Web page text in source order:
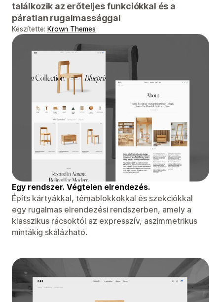
találkozik az erőteljes funkciókkal és a
páratlan rugalmassággal
Készítette: Krown Themes
Egy rendszer. Végtelen elrendezés.
Építs kártyákkal, témablokkokkal és szekciókkal
egy rugalmas elrendezési rendszerben, amely a
klasszikus rácsoktól az expresszív, aszimmetrikus
mintákig skálázható.